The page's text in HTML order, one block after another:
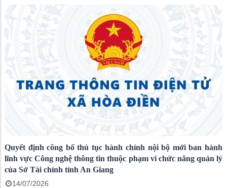
Quyết định công bố thủ tục hành chính nội bộ mới ban hành
lĩnh vực Công nghệ thông tin thuộc phạm vi chức năng quản lý
của Sở Tài chính tỉnh An Giang
14/07/2026